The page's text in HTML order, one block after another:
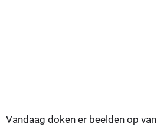
Vandaag doken er beelden op van